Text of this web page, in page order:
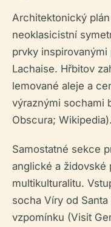
Architektonický
neoklasicistní
prvky
Lachaise. Hřbitov
lemované aleje a
výraznými sochami
Obscura; Wikipedia).
Samostatné sekce
anglické a židovské
multikulturalitu.
socha Víry od
vzpomínku (Visit